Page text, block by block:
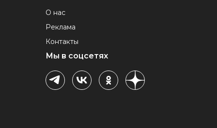
О нас
Реклама
Контакты
Мы в соцсетях